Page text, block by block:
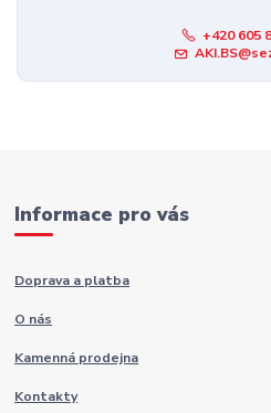
+420 605
Informace pro vás
Doprava a platba
O nás
Kamenná prodejna
Kontakty